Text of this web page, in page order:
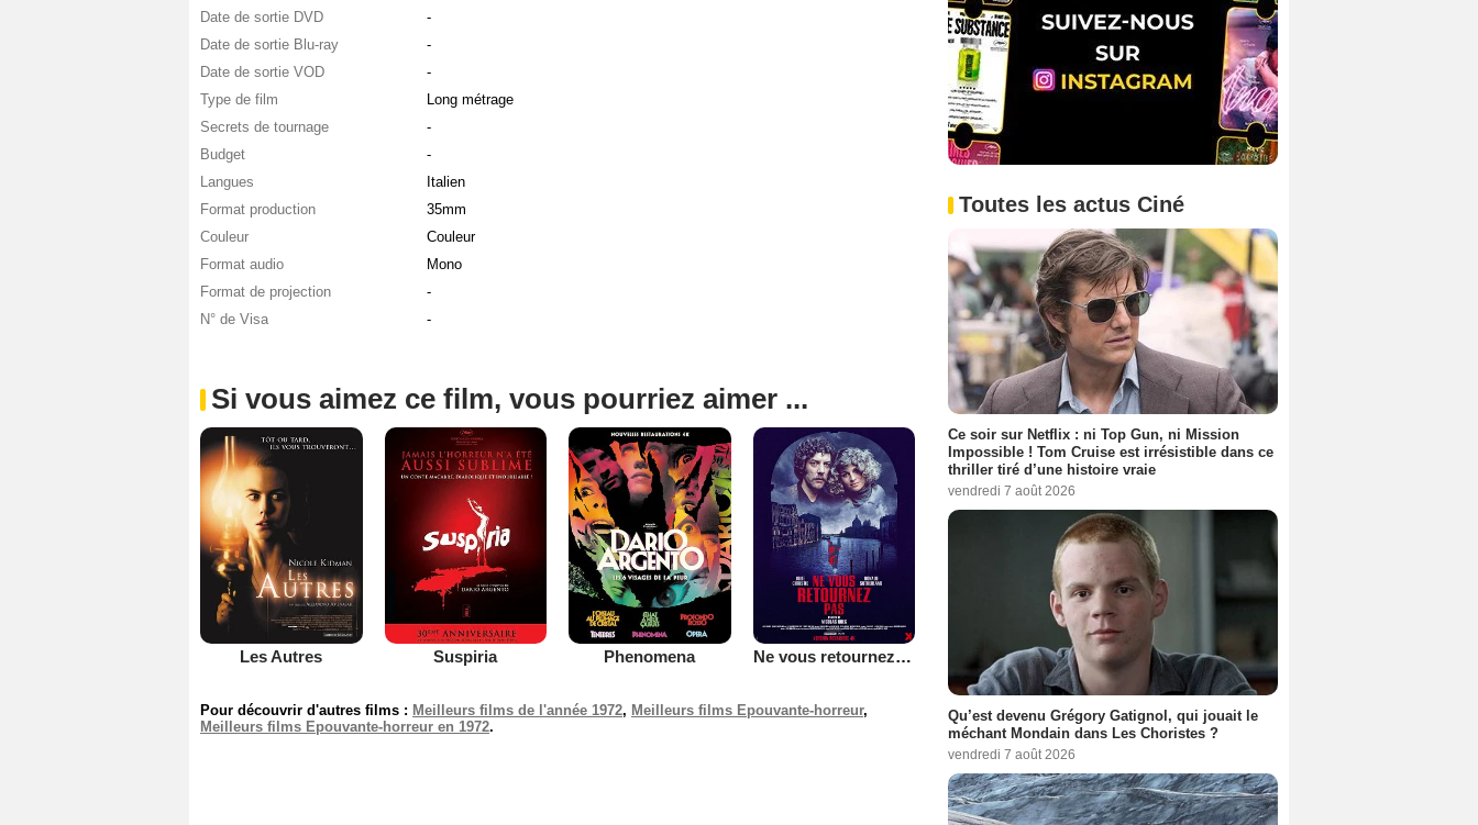
Date de sortie DVD
-
Date de sortie Blu-ray
-
Date de sortie VOD
-
Type de film
Long métrage
Secrets de tournage
-
Budget
-
Langues
Italien
Format production
35mm
Couleur
Couleur
Format audio
Mono
Format de projection
-
N° de Visa
-
Si vous aimez ce film, vous pourriez aimer ...
Les Autres Suspiria Phenomena Ne vous retournez pas
Pour découvrir d'autres films : Meilleurs films de l'année 1972, Meilleurs films Epouvante-horreur,
Meilleurs films Epouvante-horreur en 1972.
Toutes les actus Ciné
Ce soir sur Netflix : ni Top Gun, ni Mission
Impossible ! Tom Cruise est irrésistible dans ce
thriller tiré d’une histoire vraie
vendredi 7 août 2026
Qu’est devenu Grégory Gatignol, qui jouait le
méchant Mondain dans Les Choristes ?
vendredi 7 août 2026